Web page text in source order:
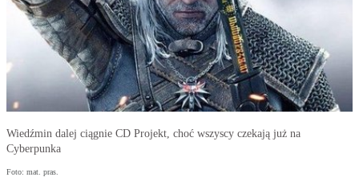
Wiedźmin dalej ciągnie CD Projekt, choć wszyscy czekają już na
Cyberpunka
Foto: mat. pras.